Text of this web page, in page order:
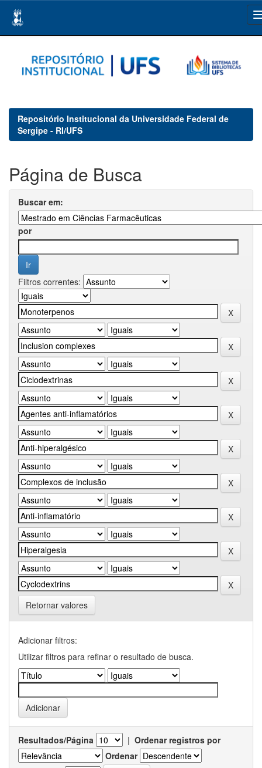
navigation
Repositório Institucional da Universidade Federal de
Sergipe - RI/UFS
Página de Busca
Buscar em:
por
Filtros correntes:
Retornar valores
Adicionar filtros:
Utilizar filtros para refinar o resultado de busca.
Resultados/Página | Ordenar registros por
Ordenar